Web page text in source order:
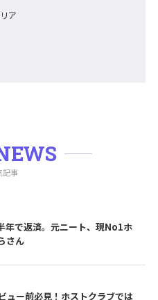
ア
記事
年で返済。元ニート、現No1ホ
さん
ュー前必見！ホストクラブでは